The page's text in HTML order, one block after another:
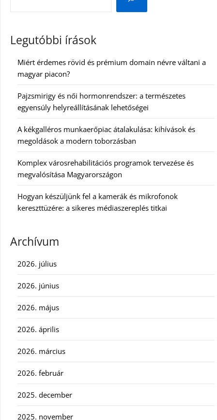
Legutóbbi írások
Miért érdemes rövid és prémium domain névre váltani a
magyar piacon?
Pajzsmirigy és női hormonrendszer: a természetes
egyensúly helyreállításának lehetőségei
A kékgalléros munkaerőpiac átalakulása: kihívások és
megoldások a modern toborzásban
Komplex városrehabilitációs programok tervezése és
megvalósítása Magyarországon
Hogyan készüljünk fel a kamerák és mikrofonok
kereszttüzére: a sikeres médiaszereplés titkai
Archívum
2026. július
2026. június
2026. május
2026. április
2026. március
2026. február
2025. december
2025. november